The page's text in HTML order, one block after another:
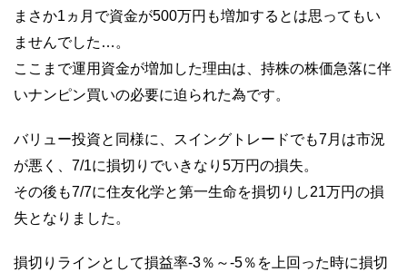
まさか1ヵ月で資金が500万円も増加するとは思ってもい
ませんでした…。
ここまで運用資金が増加した理由は、持株の株価急落に伴
いナンピン買いの必要に迫られた為です。
バリュー投資と同様に、スイングトレードでも7月は市況
が悪く、7/1に損切りでいきなり5万円の損失。
その後も7/7に住友化学と第一生命を損切りし21万円の損
失となりました。
損切りラインとして損益率-3％～-5％を上回った時に損切